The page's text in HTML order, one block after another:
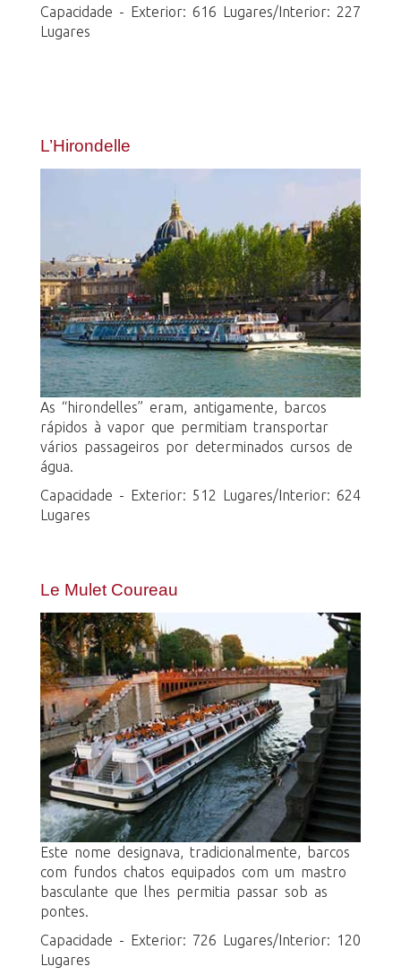
Capacidade - Exterior: 616 Lugares/Interior: 227
Lugares
L’Hirondelle
As “hirondelles” eram, antigamente, barcos
rápidos à vapor que permitiam transportar
vários passageiros por determinados cursos de
água.
Capacidade - Exterior: 512 Lugares/Interior: 624
Lugares
Le Mulet Coureau
Este nome designava, tradicionalmente, barcos
com fundos chatos equipados com um mastro
basculante que lhes permitia passar sob as
pontes.
Capacidade - Exterior: 726 Lugares/Interior: 120
Lugares